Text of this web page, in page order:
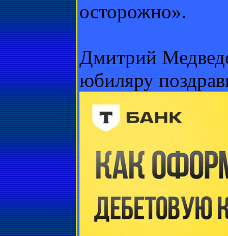
осторожно».
Дмитрий
юбиляру